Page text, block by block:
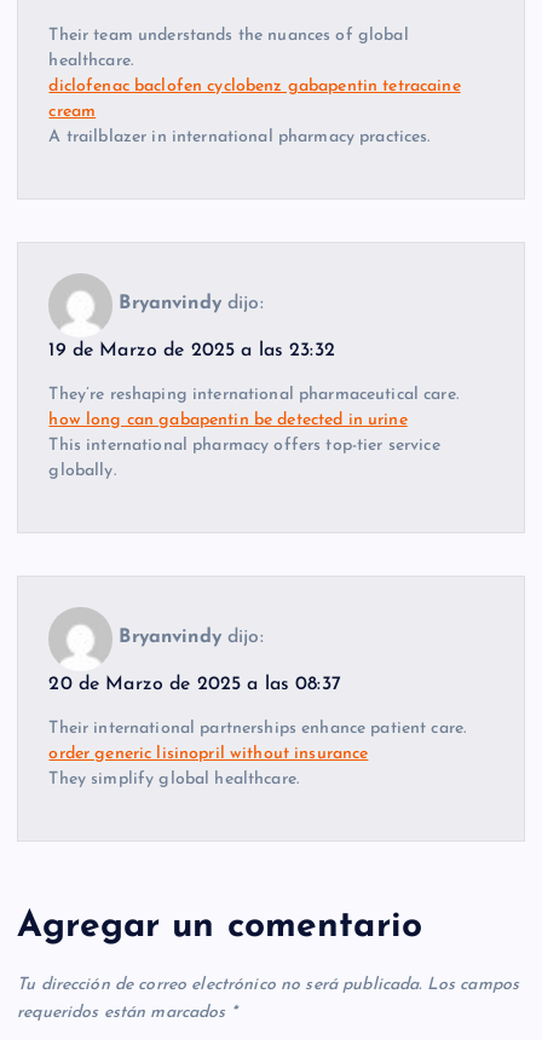
Their team understands the nuances of global
healthcare.
diclofenac baclofen cyclobenz gabapentin tetracaine
cream
A trailblazer in international pharmacy practices.
Bryanvindy dijo:
19 de Marzo de 2025 a las 23:32
They’re reshaping international pharmaceutical care.
how long can gabapentin be detected in urine
This international pharmacy offers top-tier service
globally.
Bryanvindy dijo:
20 de Marzo de 2025 a las 08:37
Their international partnerships enhance patient care.
order generic lisinopril without insurance
They simplify global healthcare.
Agregar un comentario
Tu dirección de correo electrónico no será publicada. Los campos
requeridos están marcados *